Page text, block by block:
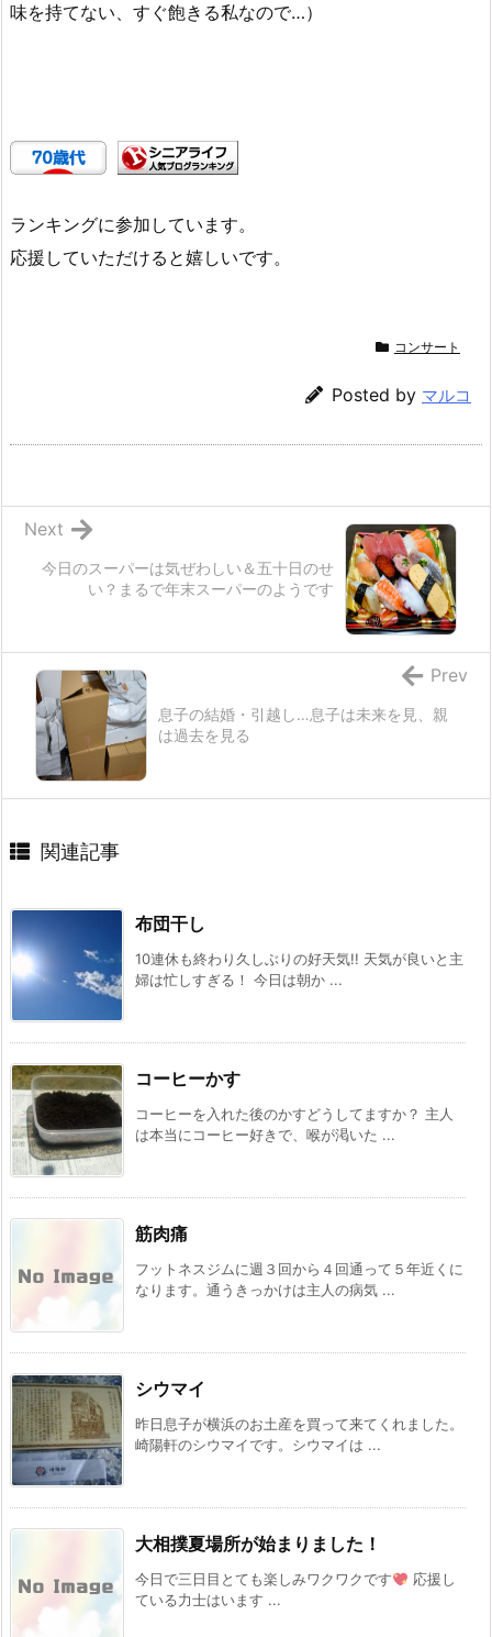
味を持てない、すぐ飽きる私なので…）
ランキングに参加しています。
応援していただけると嬉しいです。
コンサート
Posted by マルコ
今日のスーパーは気ぜわしい＆五十日のせ
い？まるで年末スーパーのようです
Next
息子の結婚・引越し…息子は未来を見、親
は過去を見る
Prev
関連記事
布団干し
10連休も終わり久しぶりの好天気!! 天気が良いと主
婦は忙しすぎる！ 今日は朝か ...
コーヒーかす
コーヒーを入れた後のかすどうしてますか？ 主人
は本当にコーヒー好きで、喉が渇いた ...
筋肉痛
フットネスジムに週３回から４回通って５年近くに
なります。通うきっかけは主人の病気 ...
シウマイ
昨日息子が横浜のお土産を買って来てくれました。
崎陽軒のシウマイです。シウマイは ...
大相撲夏場所が始まりました！
今日で三日目とても楽しみワクワクです
応援し
ている力士はいます ...